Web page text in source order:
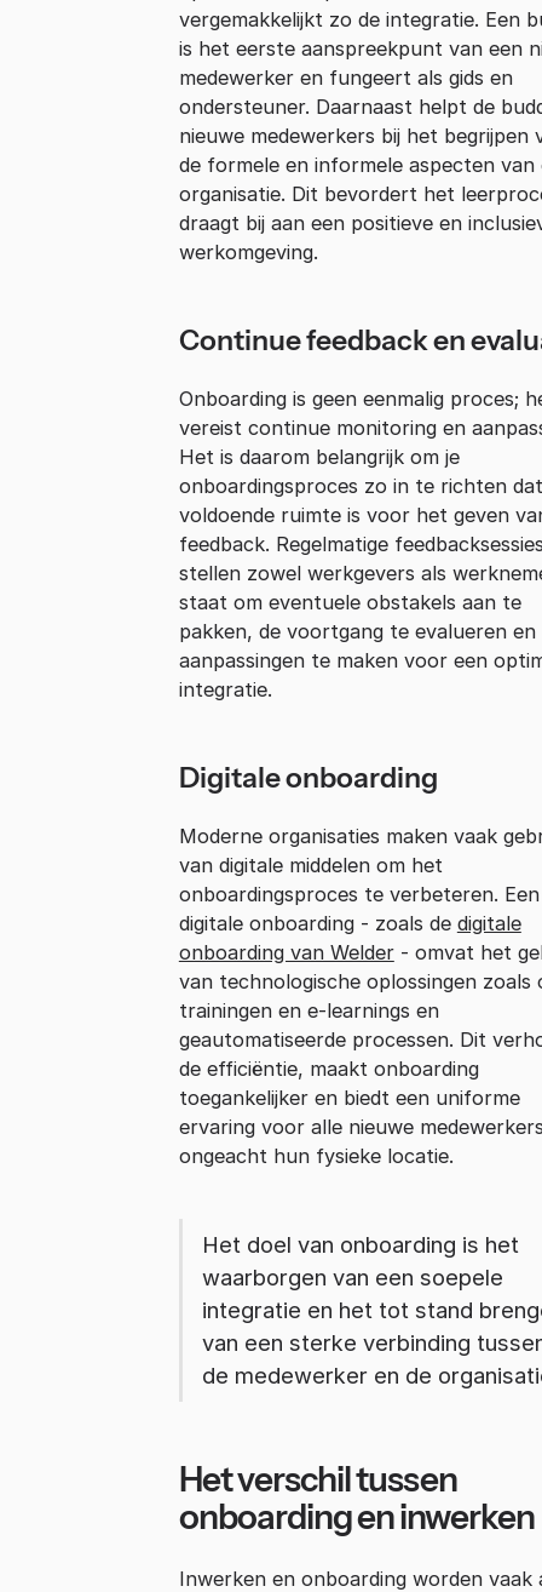
vergemakkelijkt zo de integratie. Een
is het eerste aanspreekpunt van een
medewerker en fungeert als gids en
ondersteuner. Daarnaast helpt de
nieuwe medewerkers bij het begrijpen
de formele en informele aspecten van
organisatie. Dit bevordert het
draagt bij aan een positieve en
werkomgeving.
Continue feedback en
Onboarding is geen eenmalig proces;
vereist continue monitoring en
Het is daarom belangrijk om je
onboardingsproces zo in te richten
voldoende ruimte is voor het geven
feedback. Regelmatige
stellen zowel werkgevers als
staat om eventuele obstakels aan te
pakken, de voortgang te evalueren en
aanpassingen te maken voor een
integratie.
Digitale onboarding
Moderne organisaties maken vaak
van digitale middelen om het
onboardingsproces te verbeteren. Een
digitale onboarding - zoals de digitale
onboarding van Welder- omvat het
van technologische oplossingen zoals
trainingen en e-learnings en
geautomatiseerde processen. Dit
de efficiëntie, maakt onboarding
toegankelijker en biedt een uniforme
ervaring voor alle nieuwe
ongeacht hun fysieke locatie.
Het doel van onboarding is het
waarborgen van een soepele
integratie en het tot stand
van een sterke verbinding
de medewerker en de
Het verschil tussen
onboarding en inwerken
Inwerken en onboarding worden vaak